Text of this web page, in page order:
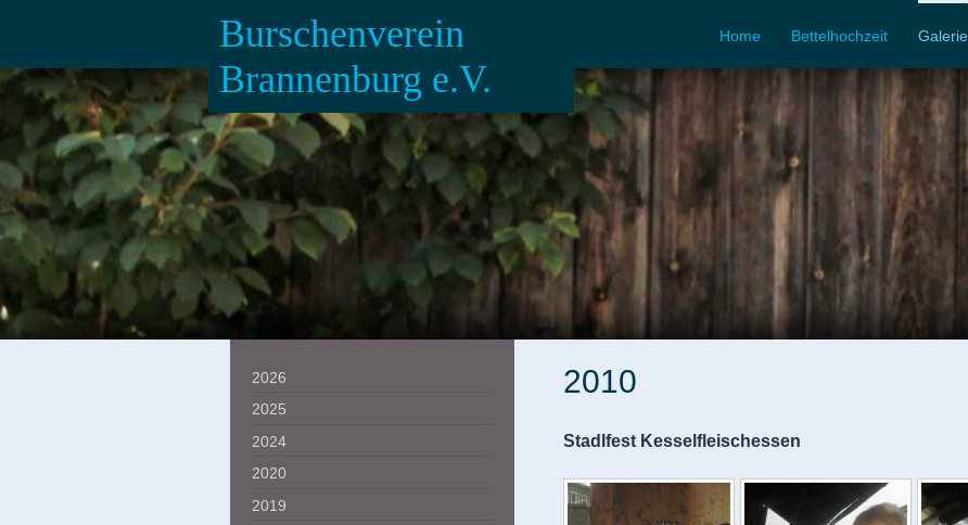
Burschenverein
Brannenburg e.V.
Home Bettelhochzeit Galerie
2010
Stadlfest Kesselfleischessen
2026
2025
2024
2020
2019